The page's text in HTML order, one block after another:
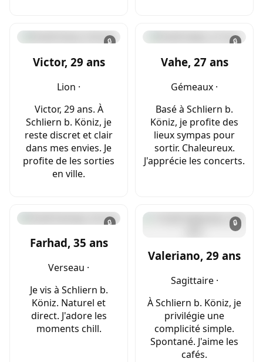
🔒
Victor, 29 ans
Lion ·
Victor, 29 ans. À
Schliern b. Köniz, je
reste discret et clair
dans mes envies. Je
profite de les sorties
en ville.
🔒
Vahe, 27 ans
Gémeaux ·
Basé à Schliern b.
Köniz, je profite des
lieux sympas pour
sortir. Chaleureux.
J'apprécie les concerts.
🔒
Farhad, 35 ans
Verseau ·
Je vis à Schliern b.
Köniz. Naturel et
direct. J'adore les
moments chill.
🔒
Valeriano, 29 ans
Sagittaire ·
À Schliern b. Köniz, je
privilégie une
complicité simple.
Spontané. J'aime les
cafés.